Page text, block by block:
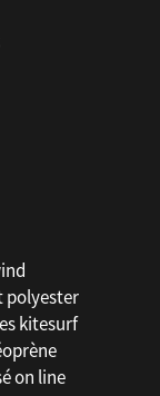
polyester
kitesurf
on line